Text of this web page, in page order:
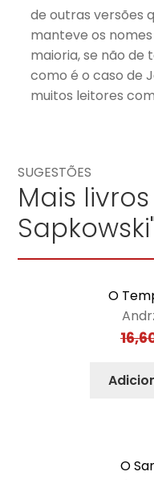
de outras versões
manteve os
maioria, se não de
como é o caso de
muitos leitores
SUGESTÕES
Mais
O
O